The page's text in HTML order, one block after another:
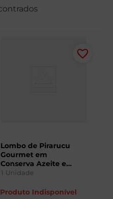
Produto Indisponível
Lombo de Pirarucu
Gourmet em
Conserva Azeite e
Alecrim Costa
1 Unidade